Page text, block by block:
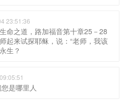
23:51:36
命之道，路加福音第十章25－28
起来试探耶稣，说：“老师，我该
生？
是哪里人